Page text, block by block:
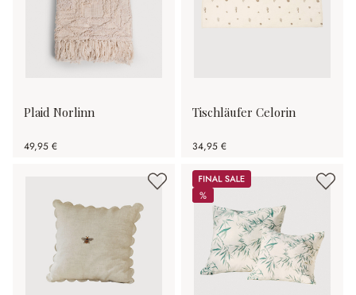
Plaid Norlinn
49,95 €
Tischläufer Celorin
34,95 €
Sale
%
%